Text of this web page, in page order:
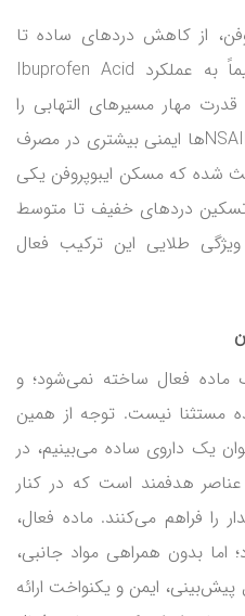
از کاهش دردهای ساده تا
کنترل التهاب‌های مزمن، مستقیماً به عملکرد Ibuprofen Acid
مهار مسیرهای التهابی را
دارد، بلکه نسبت به بسیاری از NSAIDها ایمنی بیشتری در مصرف
شده که مسکن ایبوپروفن یکی
دردهای خفیف تا متوسط
طلایی این ترکیب فعال
ماده فعال ساخته نمی‌شود؛ و
مستثنا نیست. توجه از همین
یک داروی ساده می‌بینیم، در
هدفمند است که در کنار
را فراهم می‌کنند. ماده فعال،
اما بدون همراهی مواد جانبی،
پیش‌بینی، ایمن و یکنواخت ارائه